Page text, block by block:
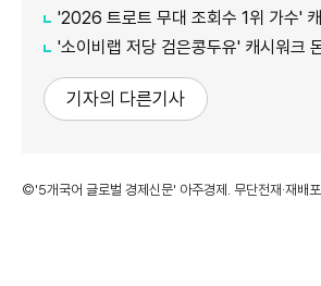
'2026 트로트 무대 조회수 1위 가수' 캐시워크
'소이비랩 저당 검은콩두유' 캐시워크 돈 버
기자의 다른기사
©'5개국어 글로벌 경제신문' 아주경제. 무단전재·재배포